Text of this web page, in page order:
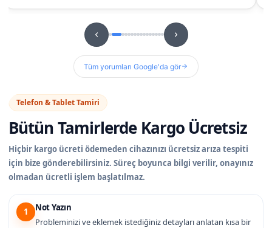
Tüm yorumları Google'da gör
Telefon & Tablet Tamiri
Bütün Tamirlerde Kargo Ücretsiz
Hiçbir kargo ücreti ödemeden cihazınızı ücretsiz arıza tespiti
için bize gönderebilirsiniz. Süreç boyunca bilgi verilir, onayınız
olmadan ücretli işlem başlatılmaz.
1
Not Yazın
Probleminizi ve eklemek istediğiniz detayları anlatan kısa bir